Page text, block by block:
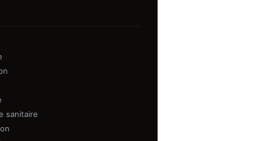
sanitaire